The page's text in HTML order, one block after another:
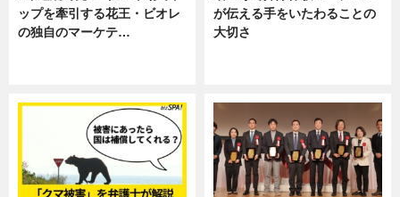
ップを牽引する花王・ビオレ
の独自のマーケテ…
が伝える手をいたわることの
大切さ